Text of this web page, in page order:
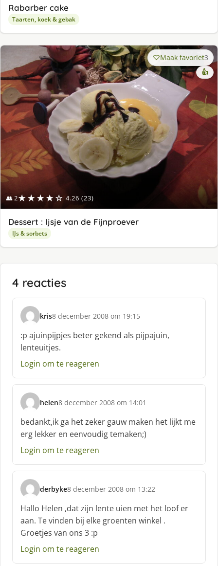
Rabarber cake
Taarten, koek & gebak
👥 2★★★★☆ 4.26 (23)
Maak favoriet3
👍
Dessert : Ijsje van de Fijnproever
IJs & sorbets
4 reacties
kris
s
h
r
e
f
8 december 2008 om 19:15
:p ajuinpijpjes beter gekend als pijpajuin,
lenteuitjes.
Login om te reageren
helen
s
c
h
r
e
f
8 december 2008 om 14:01
bedankt,ik ga het zeker gauw maken het lijkt me
erg lekker en eenvoudig temaken;)
Login om te reageren
derbyke
s
c
h
r
e
e
8 december 2008 om 13:22
Hallo Helen ,dat zijn lente uien met het loof er
aan. Te vinden bij elke groenten winkel .
Groetjes van ons 3 :p
Login om te reageren